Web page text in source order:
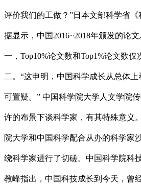
评价我们的工做？”日本文部科学省《
据显示，中国2016~2018年颁发的论
一，Top10%论文数和Top1%论文数
二。“这申明，中国科学成长从总体
可置疑。” 中国科学院大学人文学院
许的布景下谈科学家，有其特殊意义
院大学和中国科学配合从办的科学家
绕科学家进行了切磋。中国科学院科
教峰指出，中国科技成长到今天，曾